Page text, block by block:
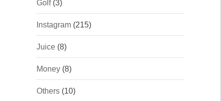
Golf(3)
Instagram(215)
Juice(8)
Money(8)
Others(10)